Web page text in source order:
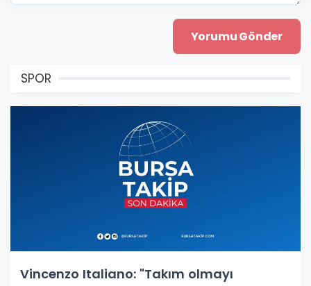
SPOR
Vincenzo Italiano: "Takım olmayı